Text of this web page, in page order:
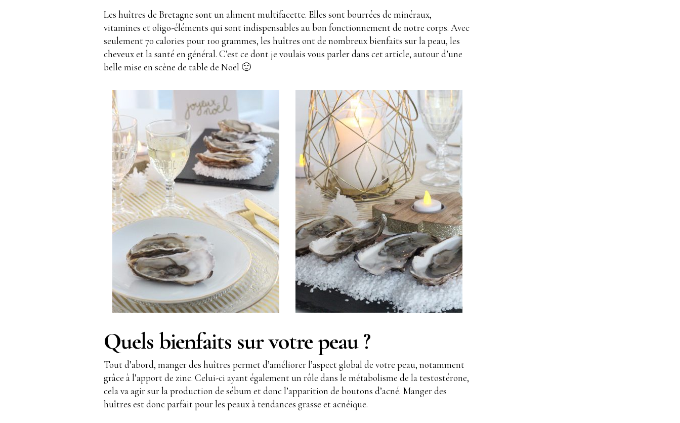
Les huîtres de Bretagne sont un aliment multifacette. Elles sont bourrées deminéraux,
vitamines et oligo-éléments qui sont indispensables au bon fonctionnement de notre corps. Avec
seulement 70 calories pour 100 grammes, les huîtres ont de nombreux bienfaits sur la peau, les
cheveux et la santé en général. C’est ce dont je voulais vous parler dans cet article, autour d’une
belle mise en scène de table de Noël 🙂
Quels bienfaits sur votre peau ?
Tout d’abord, manger des huîtres permet d’améliorer l’aspect global de votre peau, notamment
grâce à l’apport de zinc. Celui-ci ayant également un rôle dans le métabolisme de la testostérone,
cela va agir sur la production de sébum et donc l’apparition de boutons d’acné. Manger des
huîtres est donc parfait pour les peaux à tendances grasse et acnéique.